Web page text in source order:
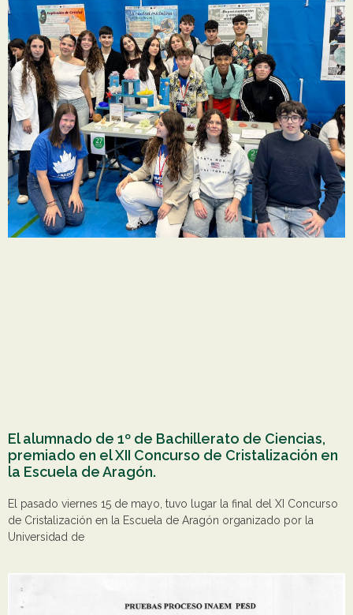
El alumnado de 1º de Bachillerato de Ciencias,
premiado en el XII Concurso de Cristalización en
la Escuela de Aragón.
El pasado viernes 15 de mayo, tuvo lugar la final del XI Concurso
de Cristalización en la Escuela de Aragón organizado por la
Universidad de